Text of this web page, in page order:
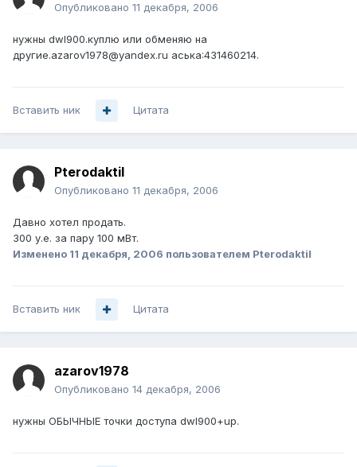
Опубликовано 11 декабря, 2006
нужны dwl900.куплю или обменяю на
другие.azarov1978@yandex.ru аська:431460214.
Вставить ник Цитата
Pterodaktil
Опубликовано 11 декабря, 2006
Давно хотел продать.
300 у.е. за пару 100 мВт.
Изменено 11 декабря, 2006 пользователем Pterodaktil
Вставить ник Цитата
azarov1978
Опубликовано 14 декабря, 2006
нужны ОБЫЧНЫЕ точки доступа dwl900+up.